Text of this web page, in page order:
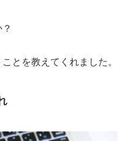
とを教えてくれました。